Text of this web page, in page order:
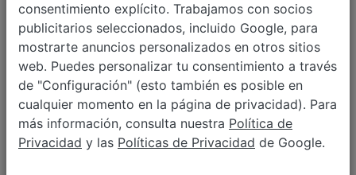
En loshíbridos en paralelo, los dos
motores se usan a la vez para potenciar la
transmisión. De entre todos los híbridos,
los que usan la transmisión en paralelo son
los menos eficientes.
En elhíbrido combinado, ambos motores
pueden usarse indiferentemente, ya que
consentimiento explícito. Trabajamos con socios
publicitarios seleccionados, incluido Google, para
mostrarte anuncios personalizados en otros sitios
web. Puedes personalizar tu consentimiento a través
de "Configuración" (esto también es posible en
cualquier momento en la página de privacidad). Para
más información, consulta nuestra Política de
Privacidad y las Políticas de Privacidad de Google.